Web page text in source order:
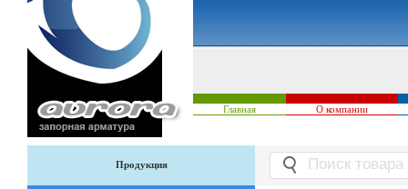
Главная О компании
Продукция